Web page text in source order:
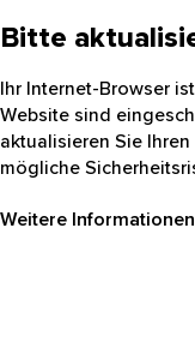
Bitte
Ihr Internet-Browser
Website sind
aktualisieren Sie
mögliche
Weitere Informationen